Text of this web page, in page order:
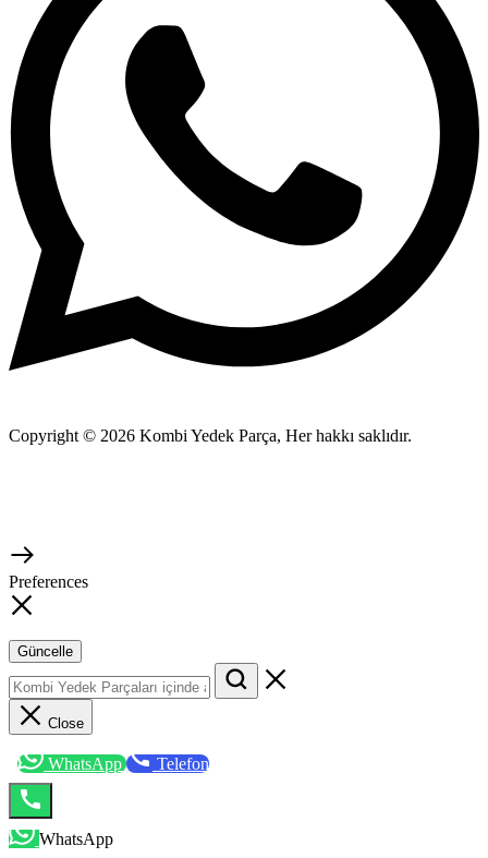
Copyright © 2026 Kombi Yedek Parça, Her hakkı saklıdır.
Preferences
Güncelle
Close
WhatsApp Telefon
WhatsApp